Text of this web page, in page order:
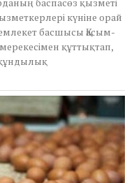
баспасөз қызметі
күніне орай
басшысы Қасым-
құттықтап,